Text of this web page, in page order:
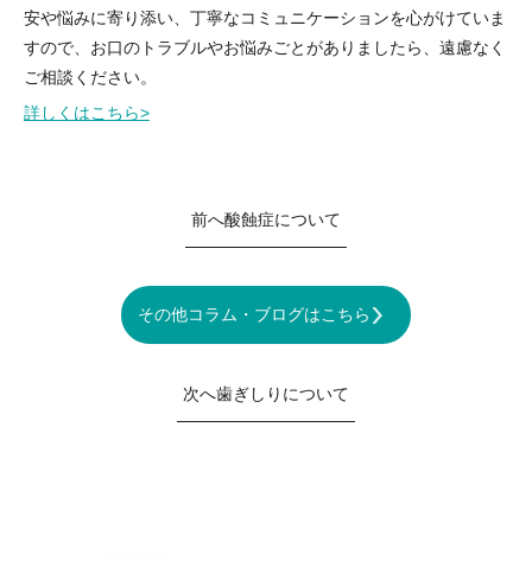
安や悩みに寄り添い、丁寧なコミュニケーションを心がけていま
すので、お口のトラブルやお悩みごとがありましたら、遠慮なく
ご相談ください。
詳しくはこちら>
前へ酸蝕症について
その他コラム・ブログはこちら
次へ歯ぎしりについて